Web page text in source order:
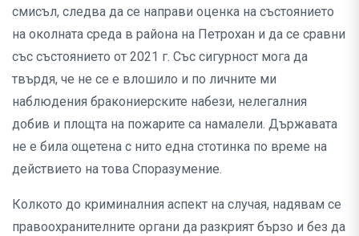
смисъл, следва да се направи оценка на състоянието
на околната среда в района на Петрохан и да се сравни
със състоянието от 2021 г. Със сигурност мога да
твърдя, че не се е влошило и по личните ми
наблюдения бракониерските набези, нелегалния
добив и площта на пожарите са намалели. Държавата
не е била ощетена с нито една стотинка по време на
действието на това Споразумение.
Колкото до криминалния аспект на случая, надявам се
правоохранителните органи да разкрият бързо и без да